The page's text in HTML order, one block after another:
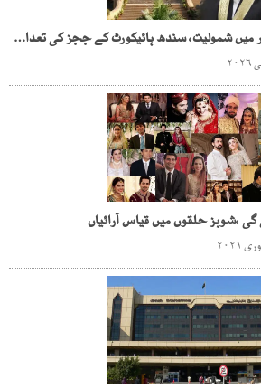
جسٹس ثمن رفعت کی روسٹر میں شمولیت، سندھ ہائیکورٹ کے ججز کی تعداد 33 ہو گئی